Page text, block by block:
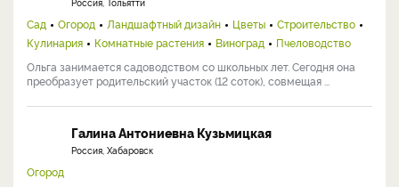
Россия, Тольятти
Сад Огород Ландшафтный дизайн Цветы
Строительство
Кулинария
Комнатные растения Виноград
Пчеловодство
Ольга занимается садоводством со школьных лет. Сегодня она
преобразует родительский участок (12 соток), совмещая ...
Галина Антониевна Кузьмицкая
Россия, Хабаровск
Огород